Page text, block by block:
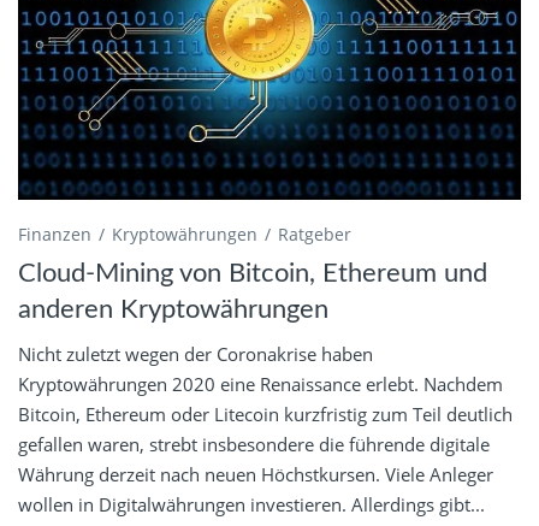
Finanzen Kryptowährungen Ratgeber
Cloud-Mining von Bitcoin, Ethereum und
anderen Kryptowährungen
Nicht zuletzt wegen der Coronakrise haben
Kryptowährungen 2020 eine Renaissance erlebt. Nachdem
Bitcoin, Ethereum oder Litecoin kurzfristig zum Teil deutlich
gefallen waren, strebt insbesondere die führende digitale
Währung derzeit nach neuen Höchstkursen. Viele Anleger
wollen in Digitalwährungen investieren. Allerdings gibt...